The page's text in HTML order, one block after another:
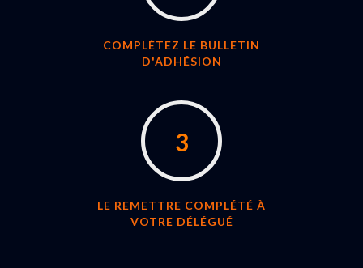
COMPLÉTEZ LE BULLETIN
D'ADHÉSION
3
LE REMETTRE COMPLÉTÉ À
VOTRE DÉLÉGUÉ